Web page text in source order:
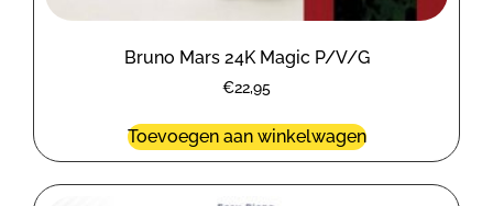
Bruno Mars 24K Magic P/V/G
€22,95
Toevoegen aan winkelwagen